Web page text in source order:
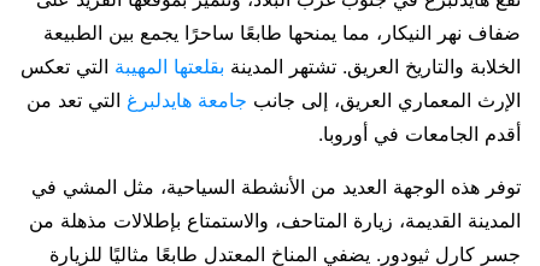
ضفاف نهر النيكار، مما يمنحها طابعًا ساحرًا يجمع بين الطبيعة
الخلابة والتاريخ العريق. تشتهر المدينة بقلعتها المهيبة التي تعكس
الإرث المعماري العريق، إلى جانب جامعة هايدلبرغ التي تعد من
أقدم الجامعات في أوروبا.
توفر هذه الوجهة العديد من الأنشطة السياحية، مثل المشي في
المدينة القديمة، زيارة المتاحف، والاستمتاع بإطلالات مذهلة من
جسر كارل ثيودور. يضفي المناخ المعتدل طابعًا مثاليًا للزيارة